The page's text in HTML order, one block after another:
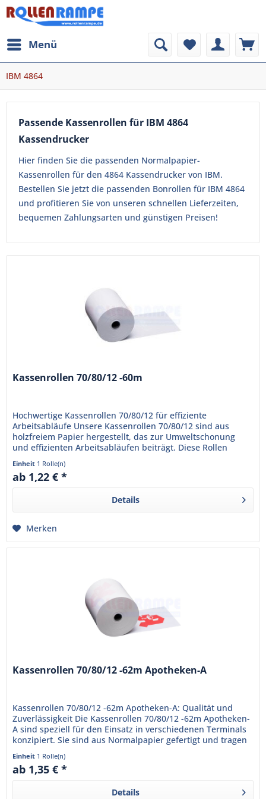
Menü
IBM 4864
Passende Kassenrollen für IBM 4864
Kassendrucker
Hier finden Sie die passenden Normalpapier-
Kassenrollen für den 4864 Kassendrucker von IBM.
Bestellen Sie jetzt die passenden Bonrollen für IBM 4864
und profitieren Sie von unseren schnellen Lieferzeiten,
bequemen Zahlungsarten und günstigen Preisen!
Kassenrollen 70/80/12 -60m
Hochwertige Kassenrollen 70/80/12 für effiziente
Arbeitsabläufe Unsere Kassenrollen 70/80/12 sind aus
holzfreiem Papier hergestellt, das zur Umweltschonung
und effizienten Arbeitsabläufen beiträgt. Diese Rollen
haben eine Länge von...
Einheit 1 Rolle(n)
ab 1,22 € *
Details
Merken
Kassenrollen 70/80/12 -62m Apotheken-A
Kassenrollen 70/80/12 -62m Apotheken-A: Qualität und
Zuverlässigkeit Die Kassenrollen 70/80/12 -62m Apotheken-
A sind speziell für den Einsatz in verschiedenen Terminals
konzipiert. Sie sind aus Normalpapier gefertigt und tragen
das...
Einheit 1 Rolle(n)
ab 1,35 € *
Details